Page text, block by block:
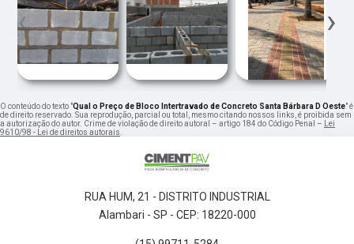
‹ ›
O conteúdo do texto "Qual o Preço de Bloco Intertravado de Concreto Santa Bárbara D Oeste" é
de direito reservado. Sua reprodução, parcial ou total, mesmo citando nossos links, é proibida sem
a autorização do autor. Crime de violação de direito autoral – artigo 184 do Código Penal –
Lei
9610/98 - Lei de direitos autorais
RUA HUM, 21 - DISTRITO INDUSTRIAL
Alambari - SP - CEP: 18220-000